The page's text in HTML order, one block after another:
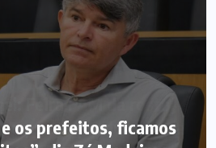
os prefeitos, ficamos